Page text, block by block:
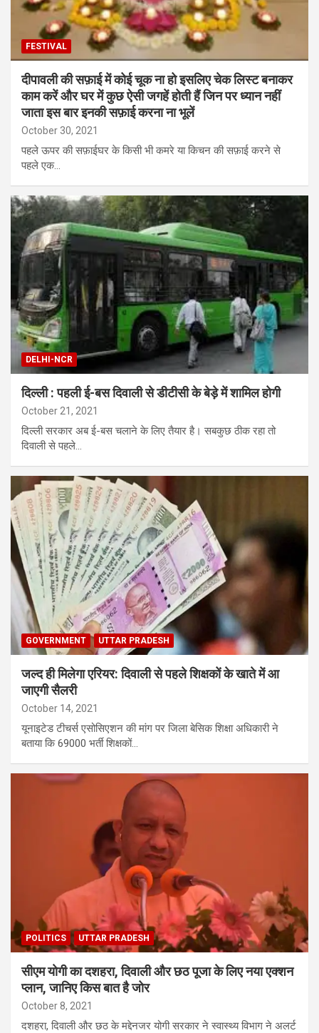
FESTIVAL
दीपावली की सफ़ाई में कोई चूक ना हो इसलिए चेक लिस्ट बनाकर
काम करें और घर में कुछ ऐसी जगहें होती हैं जिन पर ध्यान नहीं
जाता इस बार इनकी सफ़ाई करना ना भूलें
October 30, 2021
पहले ऊपर की सफ़ाईघर के किसी भी कमरे या किचन की सफ़ाई करने से
पहले एक…
DELHI-NCR
दिल्ली : पहली ई-बस दिवाली से डीटीसी के बेड़े में शामिल होगी
October 21, 2021
दिल्ली सरकार अब ई-बस चलाने के लिए तैयार है। सबकुछ ठीक रहा तो
दिवाली से पहले…
GOVERNMENT UTTAR PRADESH
जल्द ही मिलेगा एरियर: दिवाली से पहले शिक्षकों के खाते में आ
जाएगी सैलरी
October 14, 2021
यूनाइटेड टीचर्स एसोसिएशन की मांग पर जिला बेसिक शिक्षा अधिकारी ने
बताया कि 69000 भर्ती शिक्षकों…
POLITICS UTTAR PRADESH
सीएम याेगी का दशहरा, दिवाली और छठ पूजा के लिए नया एक्शन
प्लान, जानिए किस बात है जोर
October 8, 2021
दशहरा, दिवाली और छठ के मद्देनजर योगी सरकार ने स्वास्थ्य विभाग ने अलर्ट